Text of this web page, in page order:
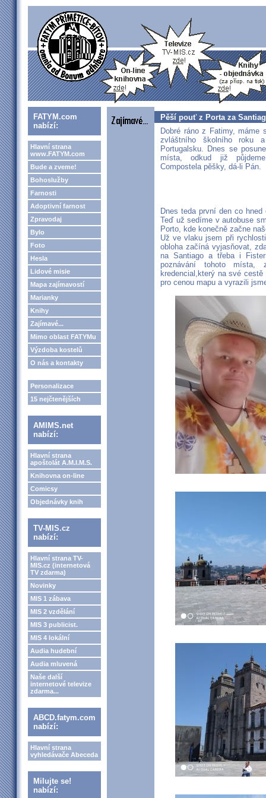
FATYM.com
nabízí:
Hlavní strana
www.FATYM.com
Bude a zveme!
Bohoslužby
Farnosti
Adoptivní farnost
Zpravodaj
Bylo
Foto
Hesla
Lidové misie
Mapa zajímavostí
Marianky
Knihy
Zajímavé...
Mimo oblast FATYMu
Výzdoba kostelů
O nás a kontakty
Personalizace
15 nejčtenějších
AMIMS.net
nabízí:
Hlavní strana
apoštolát A.M.I.M.S.
Knihovna on-line
Comicsy
Objednávky knih
TV-MIS.cz
nabízí:
Hlavní strana TV-
MIS.cz (internetová
TV zdarma)
Novinky
MIS 1 zábava
MIS 2 vzdělání
MIS 3 publicist.
MIS 4 lokální
Audia hudební
Audia mluvená
Naše další
internetové televize
zdarma...
ABCD.fatym.com
nabízí:
Hlavní strana
vyhledávače Abeceda
Milujte se!
nabízí:
Pěší pouť z Porta za
Dobré ráno z Fatimy, máme
zvláštního školního roku
Portugalsku. Dnes se
místa, odkud již
Compostela pěšky, dá-li Pán.
Dnes teda první den co
Teď už sedíme v autobuse
Porto, kde konečně začne
Už ve vlaku jsem při
obloha začíná vyjasňovat,
na Santiago a třeba i
poznávání tohoto
kredencial,který na své
pro cenou mapu a vyrazili